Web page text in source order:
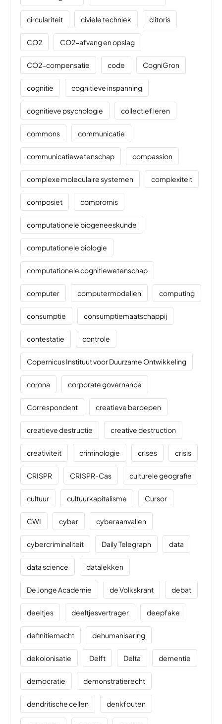
circulariteit civiele techniek clitoris
CO2 CO2-afvang en opslag
CO2-compensatie code CogniGron
cognitie cognitieve inspanning
cognitieve psychologie collectief leren
commons communicatie
communicatiewetenschap compassion
complexe moleculaire systemen complexiteit
composiet compromis
computationele biogeneeskunde
computationele biologie
computationele cognitiewetenschap
computer computermodellen computing
consumptie consumptiemaatschappij
contestatie controle
Copernicus Instituut voor Duurzame Ontwikkeling
corona corporate governance
Correspondent creatieve beroepen
creatieve destructie creative destruction
creativiteit criminologie crises crisis
CRISPR CRISPR-Cas culturele geografie
cultuur cultuurkapitalisme Cursor
CWI cyber cyberaanvallen
cybercriminaliteit Daily Telegraph data
data science datalekken
De Jonge Academie de Volkskrant debat
deeltjes deeltjesvertrager deepfake
definitiemacht dehumanisering
dekolonisatie Delft Delta dementie
democratie demonstratierecht
dendritische cellen denkfouten